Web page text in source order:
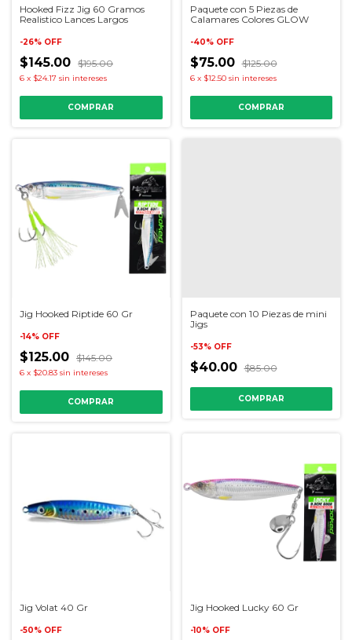
Hooked Fizz Jig 60 Gramos
Realistico Lances Largos
-26% OFF
$145.00 $195.00
6 x $24.17 sin intereses
COMPRAR
Paquete con 5 Piezas de
Calamares Colores GLOW
-40% OFF
$75.00 $125.00
6 x $12.50 sin intereses
COMPRAR
Jig Hooked Riptide 60 Gr
-14% OFF
$125.00 $145.00
6 x $20.83 sin intereses
COMPRAR
Paquete con 10 Piezas de mini
Jigs
-53% OFF
$40.00 $85.00
Jig Volat 40 Gr
-50% OFF
Jig Hooked Lucky 60 Gr
-10% OFF